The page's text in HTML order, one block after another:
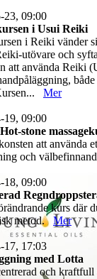
23, 09:00
i Usui Reiki
i Reiki vänder
utövare och
att använda Reiki
Mer
19, 09:00
stone
att använda
och
18, 09:00
kurs där
metod. Mer
17, 17:03
med Lotta
och kraftfull